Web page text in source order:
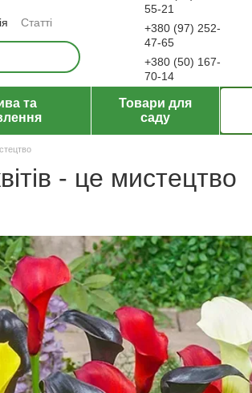
Статті
оферти
55-21
+380 (97) 252-
47-65
+380 (50) 167-
70-14
та
Товари для
саду
- це мистецтво